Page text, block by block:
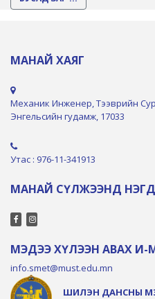
МАНАЙ ХАЯГ
Механик Инженер, Тээврийн
Энгельсийн гудамж, 17033
Утас : 976-11-341913
МАНАЙ СҮЛЖЭЭНД
МЭДЭЭ ХҮЛЭЭН АВАХ И-
info.smet@must.edu.mn
ШИЛЭН ДАНСНЫ